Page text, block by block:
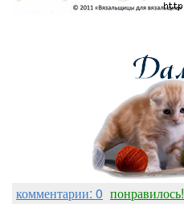
комментарии: 0 понравилось!